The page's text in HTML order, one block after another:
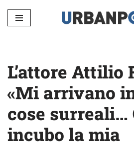
Vai
L’attore Attilio
«Mi arrivano
cose surreali…
incubo la mia